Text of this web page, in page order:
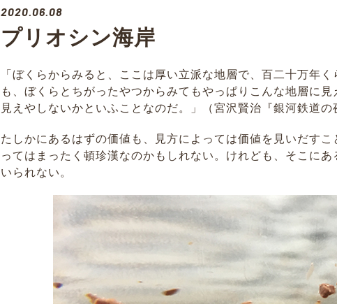
2020.06.08
プリオシン海岸
「ぼくらからみると、ここは厚い立派な地層で、百二十万年
も、ぼくらとちがったやつからみてもやっぱりこんな地層に
見えやしないかといふことなのだ。」（宮沢賢治『銀河鉄道の
たしかにあるはずの価値も、見方によっては価値を見いだす
ってはまったく頓珍漢なのかもしれない。けれども、そこに
いられない。